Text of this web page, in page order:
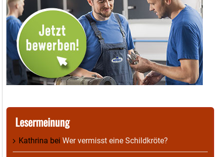
Lesermeinung
Kathrina bei Wer vermisst eine Schildkröte?